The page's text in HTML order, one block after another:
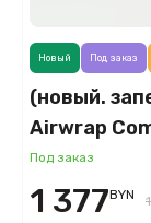
(новый.
Airwrap
(с кейсом),
Под заказ
Новый Под заказ
1 377BYN